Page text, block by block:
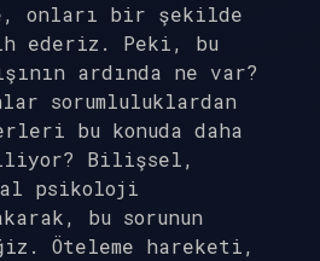
onları bir şekilde
ederiz. Peki, bu
ardında ne var?
sorumluluklardan
bu konuda daha
Bilişsel,
psikoloji
bu sorunun
Öteleme hareketi,